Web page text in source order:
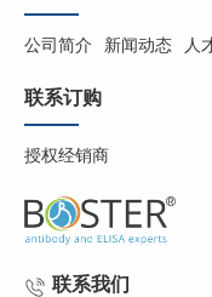
公司简介 新闻动态 人
联系订购
授权经销商
联系我们